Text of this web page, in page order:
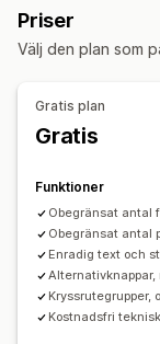
Anpassad CSS
Variantvisning
Priser
Villkorlig
Tilläggsavgift
Lager
Manuella
Priser
Välj den plan som
Gratis plan
Gratis
Funktioner
Obegränsat antal
Obegränsat antal
Enradig text och
Kryssrutegrupper,
Kostnadsfri